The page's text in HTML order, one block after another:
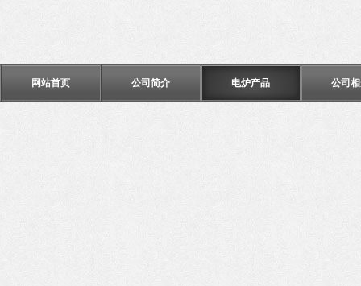
网站首页 公司简介 电炉产品 公司